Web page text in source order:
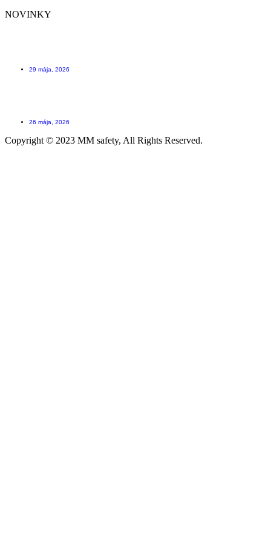
NOVINKY
29 mája, 2026
26 mája, 2026
Copyright © 2023 MM safety, All Rights Reserved.